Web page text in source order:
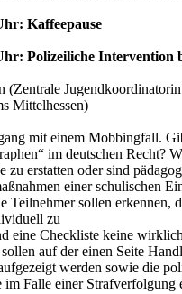
Kaffeepause
Polizeiliche Intervention
(Zentrale
Mittelhessen)
mit einem Mobbingfall.
im deutschen Recht?
zu erstatten oder sind
einer schulischen
Teilnehmer sollen erkennen,
zu
eine Checkliste keine
auf der einen Seite
werden sowie die
im Falle einer Strafverfolgung